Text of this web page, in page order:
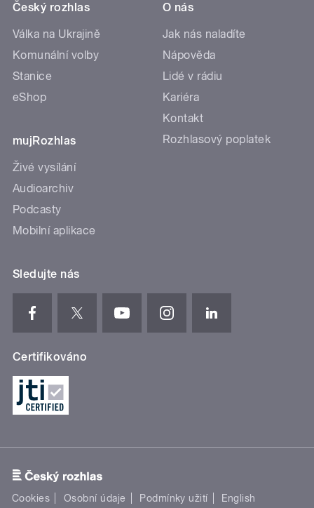
Český rozhlas
Válka na Ukrajině
Komunální volby
Stanice
eShop
mujRozhlas
Živé vysílání
Audioarchiv
Podcasty
Mobilní aplikace
O nás
Jak nás naladíte
Nápověda
Lidé v rádiu
Kariéra
Kontakt
Rozhlasový poplatek
Sledujte nás
Certifikováno
Cookies Osobní údaje Podmínky užití English